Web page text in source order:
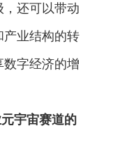
还可以带动
产业结构的转
字经济的增
宇宙赛道的